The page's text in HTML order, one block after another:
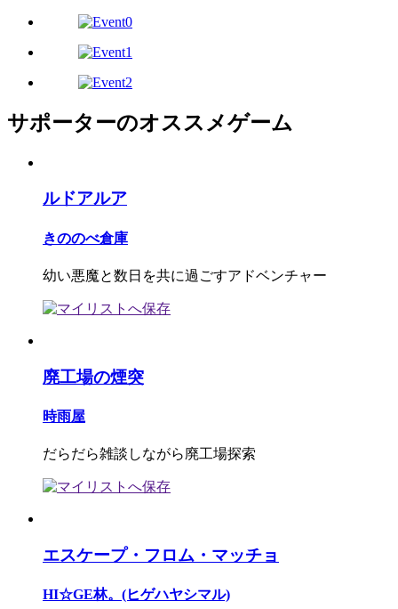
サポーターのオススメゲーム
ルドアルア
きののべ倉庫
幼い悪魔と数日を共に過ごすアドベンチャー
廃工場の煙突
時雨屋
だらだら雑談しながら廃工場探索
エスケープ・フロム・マッチョ
HI☆GE林。(ヒゲハヤシマル)